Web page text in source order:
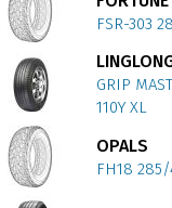
FSR-303
GRIP
110Y XL
OPALS
FH18 285/